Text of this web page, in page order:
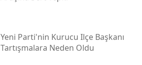
Yeni Parti'nin Kurucu Ilçe Başkanı
Tartışmalara Neden Oldu